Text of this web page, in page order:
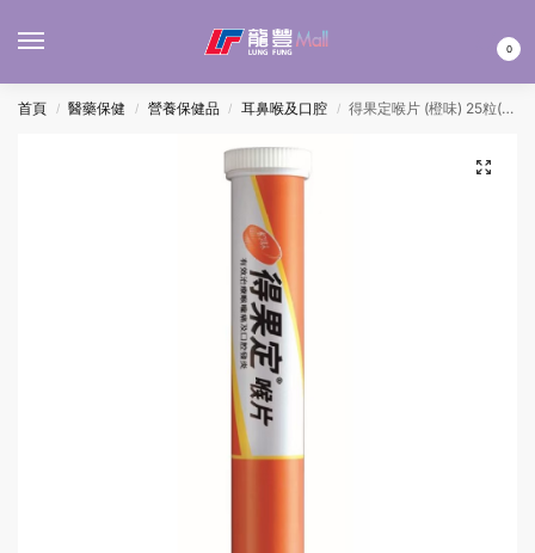
0
首頁 / 醫藥保健 / 營養保健品 / 耳鼻喉及口腔 / 得果定喉片 (橙味) 25粒(筒裝)